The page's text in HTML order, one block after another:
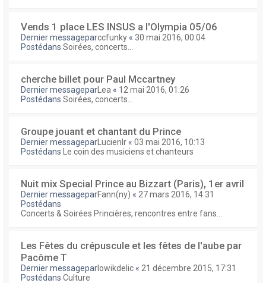
Vends 1 place LES INSUS a l'Olympia 05/06
Dernier messageparccfunky « 30 mai 2016, 00:04
Postédans Soirées, concerts...
cherche billet pour Paul Mccartney
Dernier messagepar Lea « 12 mai 2016, 01:26
Postédans Soirées, concerts...
Groupe jouant et chantant du Prince
Dernier messagepar Lucienlr « 03 mai 2016, 10:13
Postédans
Le coin des musiciens et chanteurs
Nuit mix Special Prince au Bizzart (Paris), 1er avril
Dernier messageparFann(ny) « 27 mars 2016, 14:31
Postédans
Concerts & Soirées Princières, rencontres entre fans...
Les Fêtes du crépuscule et les fêtes de l'aube par
Pacôme T
Dernier messageparlowikdelic « 21 décembre 2015, 17:31
Postédans Culture